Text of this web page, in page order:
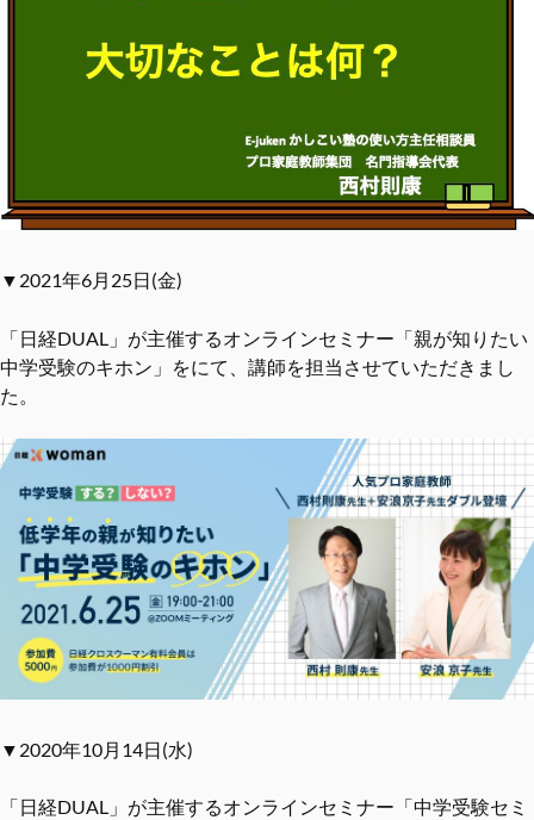
▼2021年6月25日(金)
「日経DUAL」が主催するオンラインセミナー「親が知りたい
中学受験のキホン」をにて、講師を担当させていただきまし
た。
▼2020年10月14日(水)
「日経DUAL」が主催するオンラインセミナー「中学受験セミ